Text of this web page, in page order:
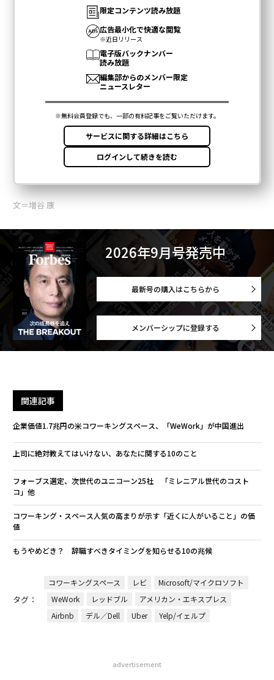
文＝増谷 康
2026年9月号発売中
最新号の購入はこちらから
メンバーシップに登録する
関連記事
企業価値1.7兆円の米コワーキングスペース、「WeWork」が中国進出
上司に絶対教えてはいけない、あなたに関する10のこと
フォーブス選定、次世代のユニコーン25社 「ミレニアル世代のコスト
コ」他
コワーキング・スペース人気の高まりが示す「近くに人がいること」の価
値
もうやめどき？ 辞職すべきタイミングを知らせる10の兆候
タグ：
コワーキングスペース レビ
Microsoft/マイクロソフト
WeWork
レッドブル
アメリカン・エキスプレス
Airbnb
デル／Dell Uber Yelp/イェルプ
advertisement